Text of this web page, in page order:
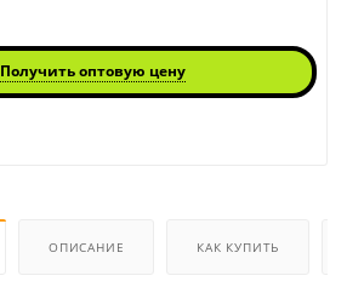
Получить оптовую цену
ОПИСАНИЕ КАК КУПИТЬ